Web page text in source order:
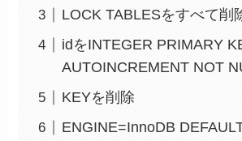
LOCK TABLESをすべて削
idをINTEGER PRIMARY
AUTOINCREMENT NOT
KEYを削除
ENGINE=InnoDB